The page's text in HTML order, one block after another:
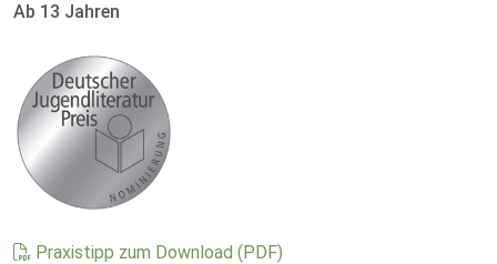
Ab 13 Jahren
Praxistipp zum Download (PDF)